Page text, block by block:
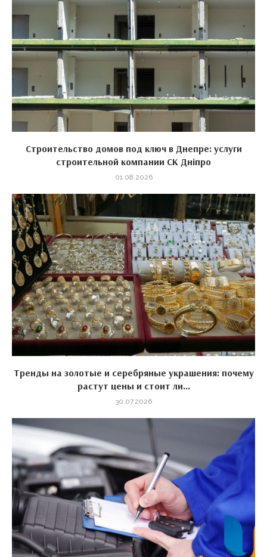
Строительство домов под ключ в Днепре: услуги
строительной компании СК Дніпро
01.08.2026
Тренды на золотые и серебряные украшения: почему
растут цены и стоит ли...
30.07.2026